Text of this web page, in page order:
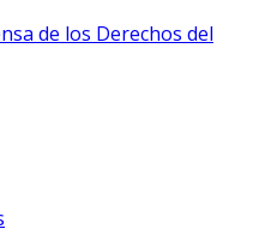
de los Derechos del